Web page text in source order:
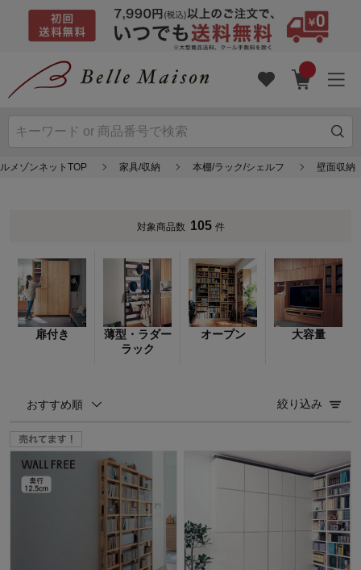
メゾンネットTOP 家具/収納 本棚/ラック/シェルフ 壁面収納
対象商品数 105 件
扉付き
薄型・ラダー
ラック
オープン 大容量
おすすめ順 絞り込み